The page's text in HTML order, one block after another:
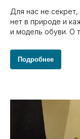
Для нас не секрет,
нет в природе и
и модель обуви. О
Подробнее